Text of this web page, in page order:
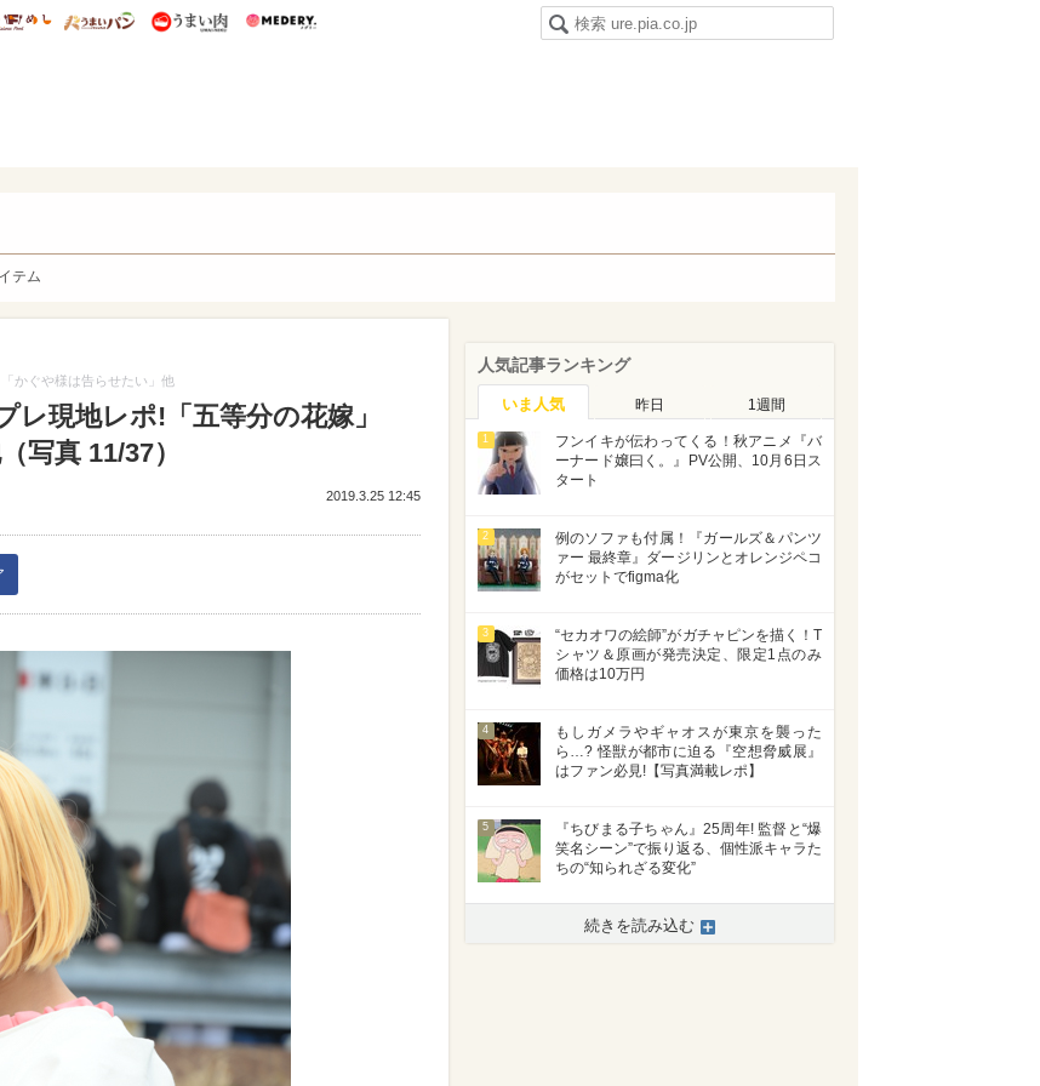
ィズニー特集
うまいめし うまいパン うまい肉
テム
かぐや様は告らせたい」他
レ現地レポ!「五等分の花嫁」
写真 11/37）
2019.3.25 12:45
人気記事ランキング
いま人気 昨日 1週間
1
フンイキが伝わってくる！秋アニメ『バ
ーナード嬢曰く。』PV公開、10月6日ス
タート
2
例のソファも付属！『ガールズ＆パンツ
ァー 最終章』ダージリンとオレンジペコ
がセットでfigma化
3
“セカオワの絵師”がガチャピンを描く！T
シャツ＆原画が発売決定、限定1点のみ
価格は10万円
4
もしガメラやギャオスが東京を襲った
ら…? 怪獣が都市に迫る『空想脅威展』
はファン必見!【写真満載レポ】
5
『ちびまる子ちゃん』25周年! 監督と“爆
笑名シーン”で振り返る、個性派キャラた
ちの“知られざる変化”
続きを読み込む